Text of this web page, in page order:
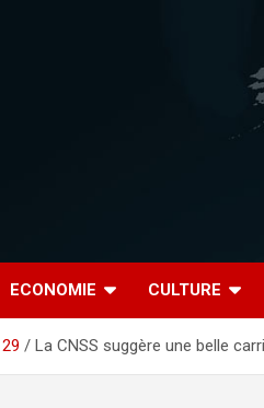
ECONOMIE CULTURE
29 La CNSS suggère une belle